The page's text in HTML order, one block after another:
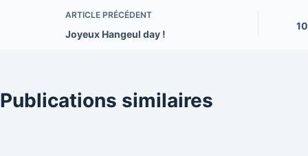
ARTICLE PRÉCÉDENT
Joyeux Hangeul day !
Publications similaires